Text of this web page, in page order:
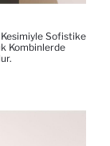
Sofistike
Kombinlerde